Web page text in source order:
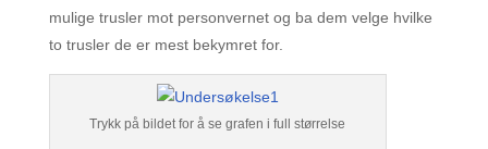
mulige trusler mot personvernet og ba dem velge hvilke
to trusler de er mest bekymret for.
Trykk på bildet for å se grafen i full størrelse